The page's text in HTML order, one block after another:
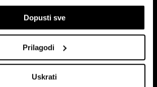
also like to:
about your geographical
device by actively scanning it for
(fingerprinting)
Dopusti sve
Prilagodi
Uskrati
carine od
u SAD-u
Može li Donald Trump okončati
rat prije kraja mandata